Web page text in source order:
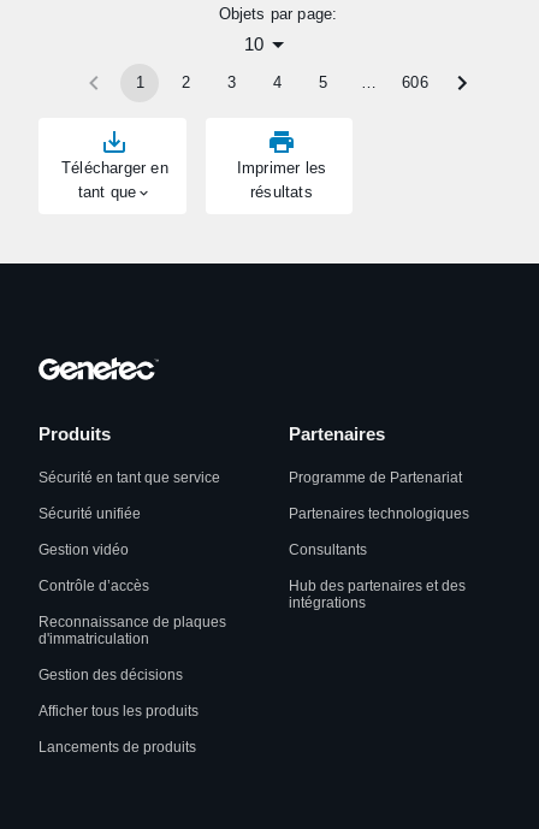
Télécharger en
tant que
Imprimer les
résultats
Objets par page:
10
1 2 3 4 5 … 606
Produits
Sécurité en tant que service
Sécurité unifiée
Gestion vidéo
Contrôle d’accès
Reconnaissance de plaques
d'immatriculation
Gestion des décisions
Afficher tous les produits
Lancements de produits
Partenaires
Programme de Partenariat
Partenaires technologiques
Consultants
Hub des partenaires et des
intégrations